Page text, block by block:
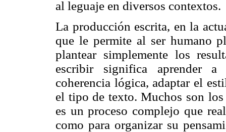
al leguaje en diversos contextos.
La producción escrita, en la
que le permite al ser humano
plantear simplemente los
escribir significa aprender
coherencia lógica, adaptar el
el tipo de texto. Muchos son
es un proceso complejo que
como para organizar su